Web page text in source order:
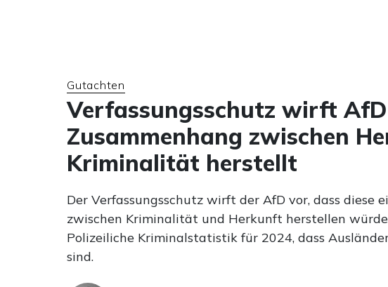
Gutachten
Verfassungsschutz wirft AfD
Zusammenhang zwischen
Kriminalität herstellt
Der Verfassungsschutz wirft der AfD vor, dass diese
zwischen Kriminalität und Herkunft herstellen
Polizeiliche Kriminalstatistik für 2024, dass
sind.